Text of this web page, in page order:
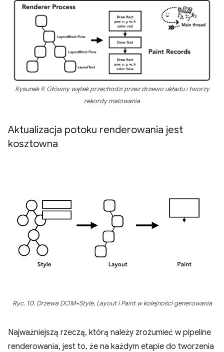
Rysunek 9. Główny wątek przechodzi przez drzewo układu i tworzy
rekordy malowania
Aktualizacja potoku renderowania jest
kosztowna
Ryc. 10. Drzewa DOM+Style, Layout i Paint w kolejności generowania
Najważniejszą rzeczą, którą należy zrozumieć w pipeline
renderowania, jest to, że na każdym etapie do tworzenia